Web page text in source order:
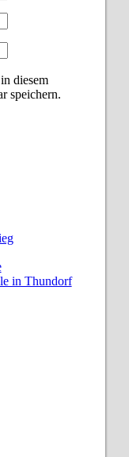
diesem
speichern.
in Thundorf